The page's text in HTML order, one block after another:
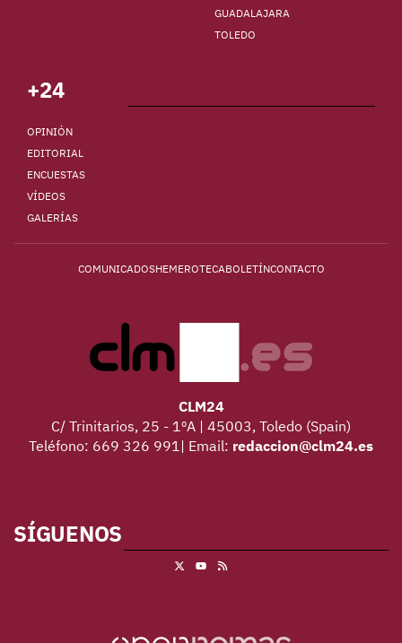
GUADALAJARA
TOLEDO
+24
OPINIÓN
EDITORIAL
ENCUESTAS
VÍDEOS
GALERÍAS
COMUNICADOSHEMEROTECABOLETÍNCONTACTO
CLM24
C/ Trinitarios, 25 - 1ºA | 45003, Toledo (Spain)
Teléfono: 669 326 991| Email: redaccion@clm24.es
SÍGUENOS